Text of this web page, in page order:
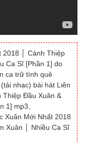
2018 │ Cánh Thiệp
Ca Sĩ [Phần 1] do
ca trữ tình quê
nhạc) bài hát Liên
Thiệp Đầu Xuân &
1] mp3,
Xuân Mới Nhất 2018
Xuân │ Nhiều Ca Sĩ